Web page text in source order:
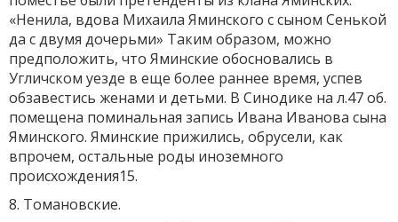
«Ненила, вдова Михаила Яминского с сыном Сенькой
да с двумя дочерьми» Таким образом, можно
предположить, что Яминские обосновались в
Угличском уезде в еще более раннее время, успев
обзавестись женами и детьми. В Синодике на л.47 об.
помещена поминальная запись Ивана Иванова сына
Яминского. Яминские прижились, обрусели, как
впрочем, остальные роды иноземного
происхождения15.
8. Томановские.